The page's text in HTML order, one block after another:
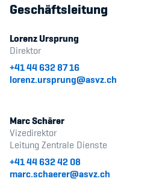
Blog
Diversität & Inklusion
Infomails
Krankenversicherung
Schwangerschaft & Sport
Spitzensport & Studium
Geschäftsleitung
Lorenz Ursprung
Direktor
+41 44 632 87 16
lorenz.ursprung@asvz.ch
Marc Schärer
Vizedirektor
Leitung Zentrale Dienste
+41 44 632 42 08
marc.schaerer@asvz.ch